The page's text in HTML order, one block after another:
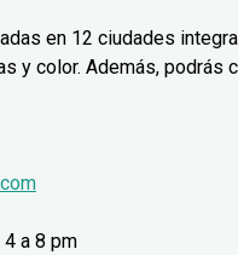
en 12 ciudades
y color. Además, podrás
a 8 pm